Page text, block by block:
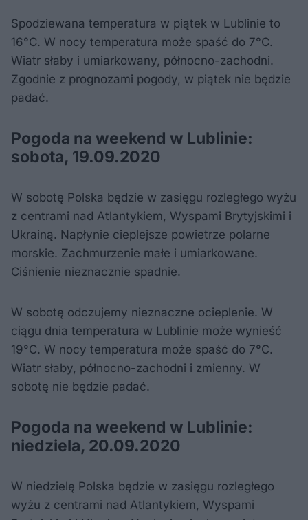
Spodziewana temperatura w piątek w Lublinie to
16°C. W nocy temperatura może spaść do 7°C.
Wiatr słaby i umiarkowany, północno-zachodni.
Zgodnie z prognozami pogody, w piątek nie będzie
padać.
Pogoda na weekend w Lublinie:
sobota, 19.09.2020
W sobotę Polska będzie w zasięgu rozległego wyżu
z centrami nad Atlantykiem, Wyspami Brytyjskimi i
Ukrainą. Napłynie cieplejsze powietrze polarne
morskie. Zachmurzenie małe i umiarkowane.
Ciśnienie nieznacznie spadnie.
W sobotę odczujemy nieznaczne ocieplenie. W
ciągu dnia temperatura w Lublinie może wynieść
19°C. W nocy temperatura może spaść do 7°C.
Wiatr słaby, północno-zachodni i zmienny. W
sobotę nie będzie padać.
Pogoda na weekend w Lublinie:
niedziela, 20.09.2020
W niedzielę Polska będzie w zasięgu rozległego
wyżu z centrami nad Atlantykiem, Wyspami